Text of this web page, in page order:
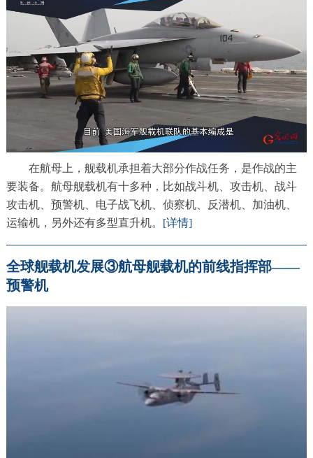
在航母上，舰载机承担着大部分作战任务，是作战的主
要装备。航母舰载机有十多种，比如战斗机、攻击机、战斗
攻击机、预警机、电子战飞机、侦察机、反潜机、加油机、
运输机，另外还有多型直升机。 [详情]
全球舰载机发展③航母舰载机的前线指挥部——
预警机